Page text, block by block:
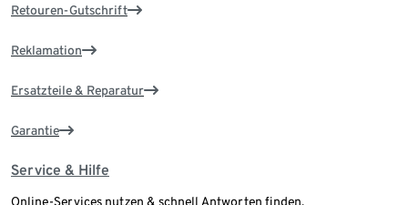
Retouren-Gutschrift
Reklamation
Ersatzteile & Reparatur
Garantie
Service & Hilfe
Online-Services nutzen & schnell Antworten finden.